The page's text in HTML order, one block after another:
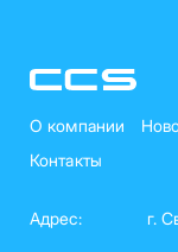
О компании
Контакты
Адрес: г.